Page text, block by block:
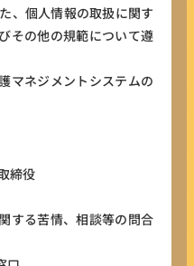
、個人情報の取扱に関す
その他の規範について遵
マネジメントシステムの
締役
する苦情、相談等の問合